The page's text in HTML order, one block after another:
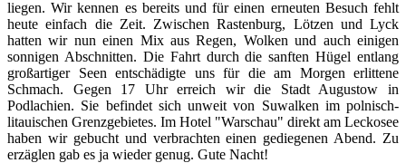
liegen. Wir kennen es bereits und für einen erneuten Besuch fehlt
heute einfach die Zeit. Zwischen Rastenburg, Lötzen und Lyck
hatten wir nun einen Mix aus Regen, Wolken und auch einigen
sonnigen Abschnitten. Die Fahrt durch die sanften Hügel entlang
großartiger Seen entschädigte uns für die am Morgen erlittene
Schmach. Gegen 17 Uhr erreich wir die Stadt Augustow in
Podlachien. Sie befindet sich unweit von Suwalken im polnisch-
litauischen Grenzgebietes. Im Hotel "Warschau" direkt am Leckosee
haben wir gebucht und verbrachten einen gediegenen Abend. Zu
erzäglen gab es ja wieder genug. Gute Nacht!